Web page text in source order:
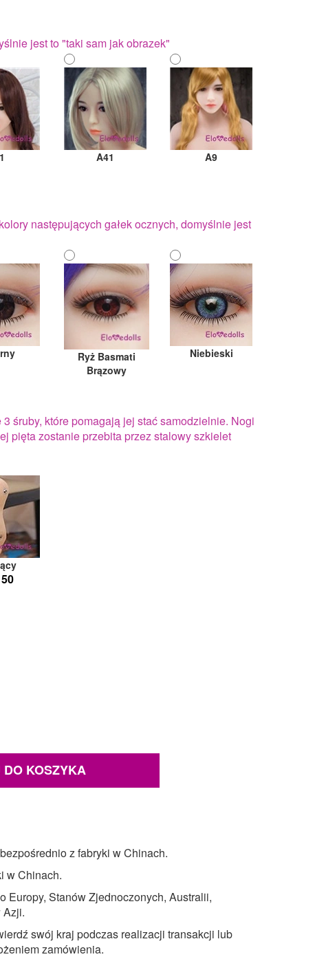
jest to "taki sam jak obrazek"
A41 A9
następujących gałek ocznych, domyślnie jest
Ryż Basmati
Brązowy
Niebieski
śruby, które pomagają jej stać samodzielnie. Nogi
pięta zostanie przebita przez stalowy szkielet
DO KOSZYKA
z fabryki w Chinach.
w Chinach.
Europy, Stanów Zjednoczonych, Australii,
Azji.
swój kraj podczas realizacji transakcji lub
zamówienia.